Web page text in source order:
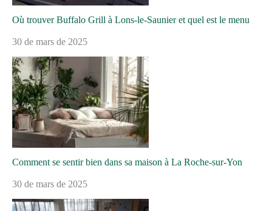
Où trouver Buffalo Grill à Lons-le-Saunier et quel est le menu
30 de mars de 2025
Comment se sentir bien dans sa maison à La Roche-sur-Yon
30 de mars de 2025